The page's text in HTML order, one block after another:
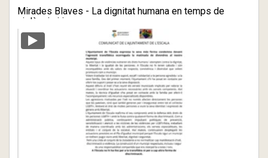
Mirades Blaves - La dignitat humana en temps de
violència i in ...